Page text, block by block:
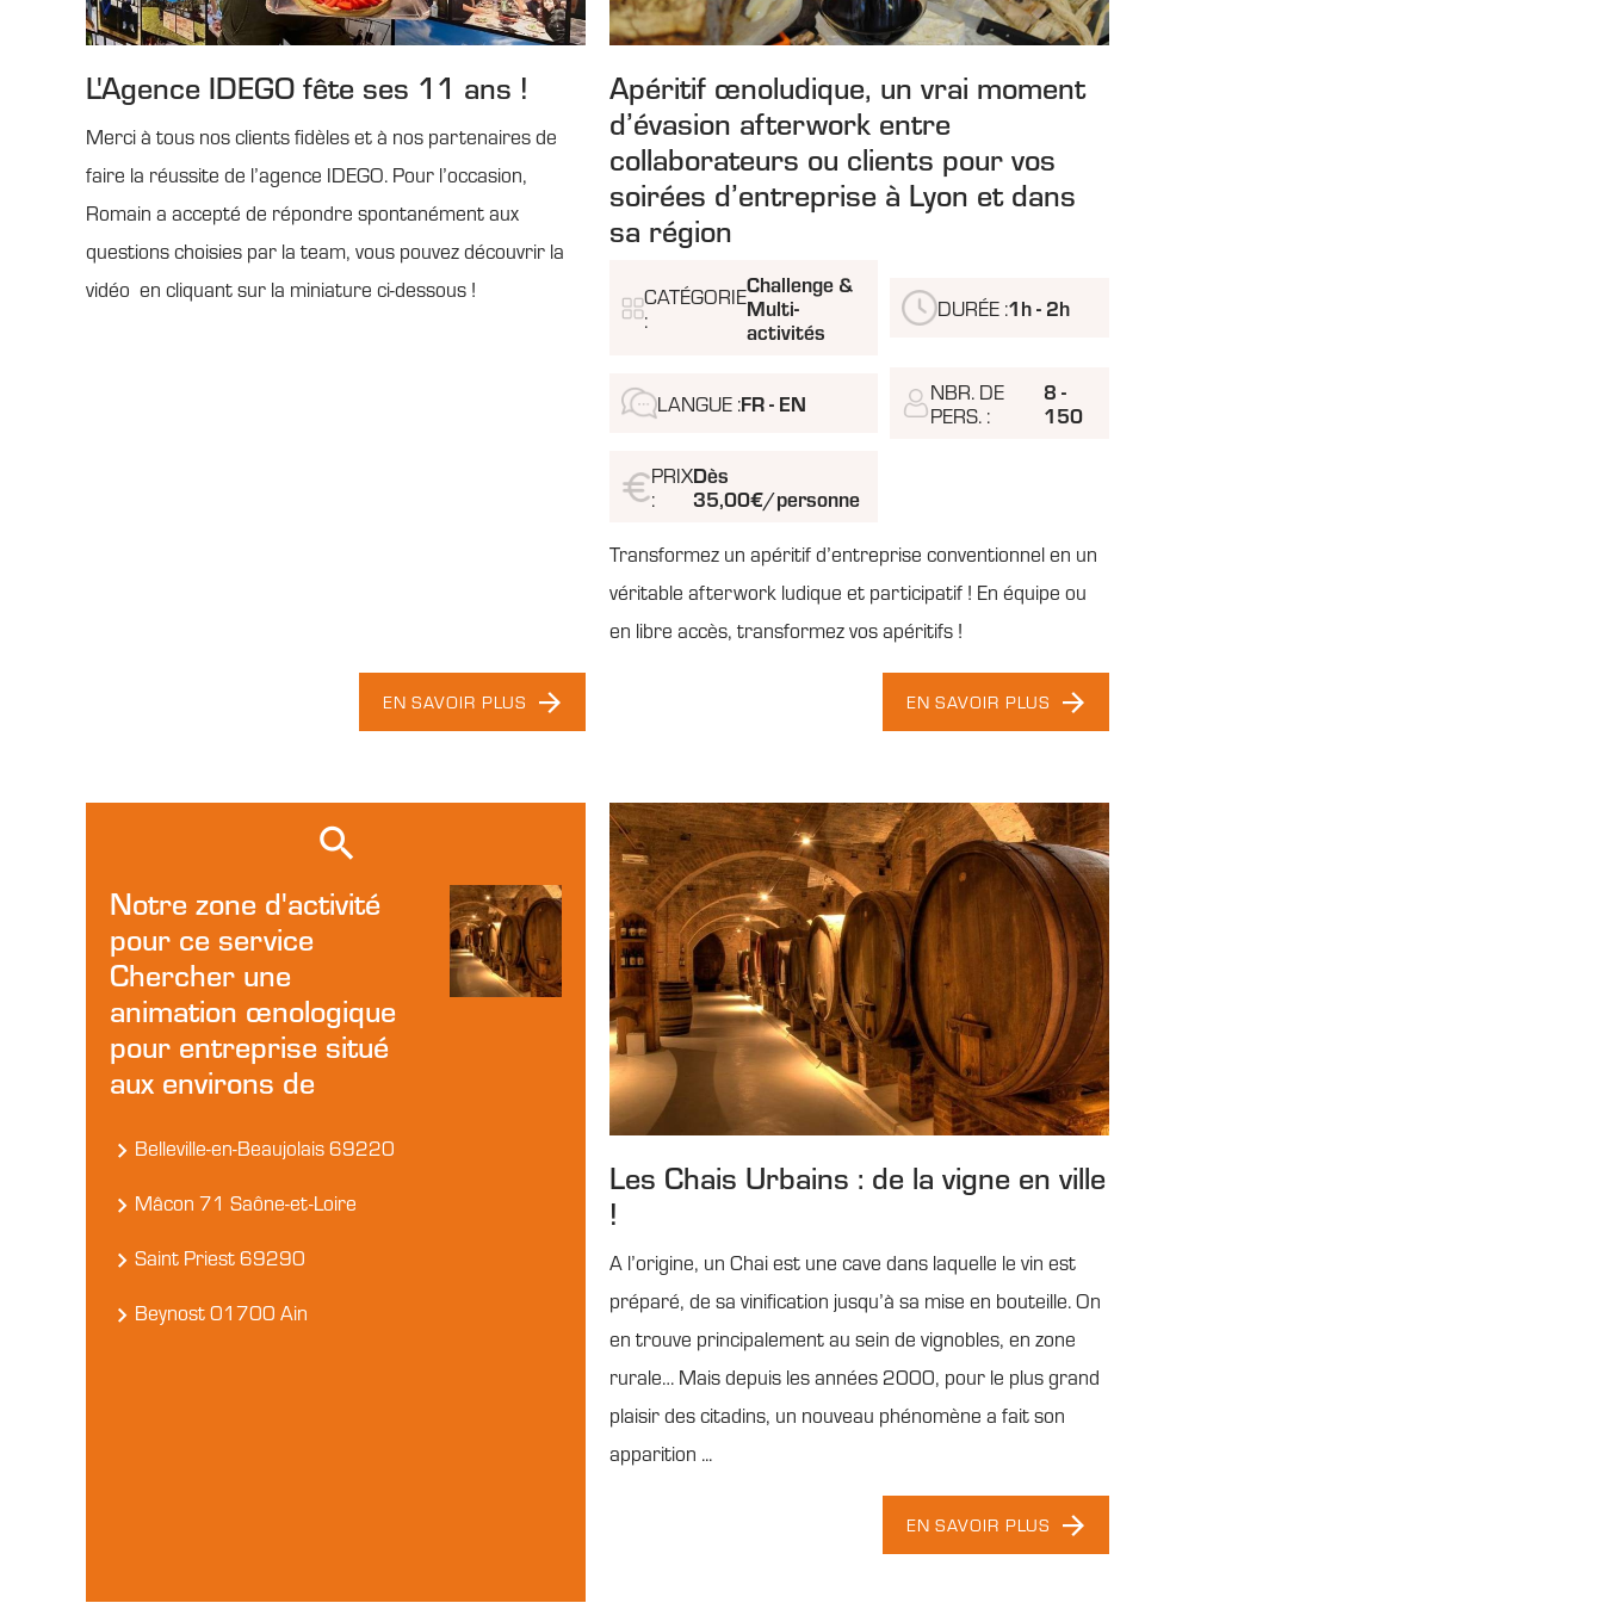
L'Agence IDEGO fête ses 11 ans !
Merci à tous nos clients fidèles et à nos partenaires de
faire la réussite de l’agence IDEGO. Pour l’occasion,
Romain a accepté de répondre spontanément aux
questions choisies par la team, vous pouvez découvrir la
vidéo en cliquant sur la miniature ci-dessous !
EN SAVOIR PLUS
Apéritif œnoludique, un vrai moment
d’évasion afterwork entre
collaborateurs ou clients pour vos
soirées d’entreprise à Lyon et dans
sa région
CATÉGORIE
:
Challenge &
Multi-
activités
DURÉE :1h - 2h
LANGUE :FR - EN
NBR. DE
PERS. :
8 -
150
PRIX
:
Dès
35,00€/personne
Transformez un apéritif d’entreprise conventionnel en un
véritable afterwork ludique et participatif ! En équipe ou
en libre accès, transformez vos apéritifs !
EN SAVOIR PLUS
Notre zone d'activité
pour ce service
Chercher une
animation œnologique
pour entreprise situé
aux environs de
Belleville-en-Beaujolais 69220
Mâcon 71 Saône-et-Loire
Saint Priest 69290
Beynost 01700 Ain
Les Chais Urbains : de la vigne en ville
!
A l’origine, un Chai est une cave dans laquelle le vin est
préparé, de sa vinification jusqu’à sa mise en bouteille. On
en trouve principalement au sein de vignobles, en zone
rurale… Mais depuis les années 2000, pour le plus grand
plaisir des citadins, un nouveau phénomène a fait son
apparition ...
EN SAVOIR PLUS